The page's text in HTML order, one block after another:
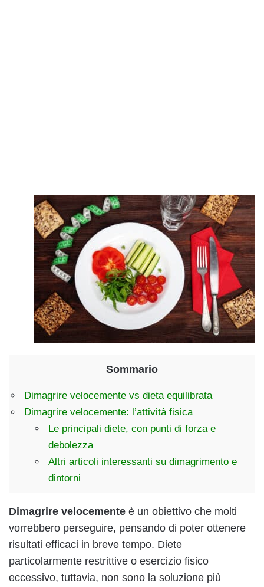
Sommario
Dimagrire velocemente vs dieta equilibrata
Dimagrire velocemente: l’attività fisica
Le principali diete, con punti di forza e
debolezza
Altri articoli interessanti su dimagrimento e
dintorni
Dimagrire velocemente è un obiettivo che molti
vorrebbero perseguire, pensando di poter ottenere
risultati efficaci in breve tempo. Diete
particolarmente restrittive o esercizio fisico
eccessivo, tuttavia, non sono la soluzione più